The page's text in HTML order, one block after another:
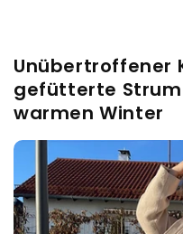
Unübertroffener
gefütterte
warmen Winter